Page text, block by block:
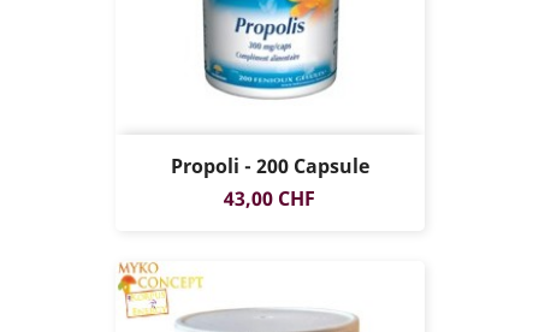
Propoli - 200 Capsule
Prezzo
43,00 CHF